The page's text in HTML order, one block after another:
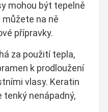
mohou být tepelně
na ně
přípravky.
za použití tepla,
k prodloužení
vlasy. Keratin
tenký nenápadný,